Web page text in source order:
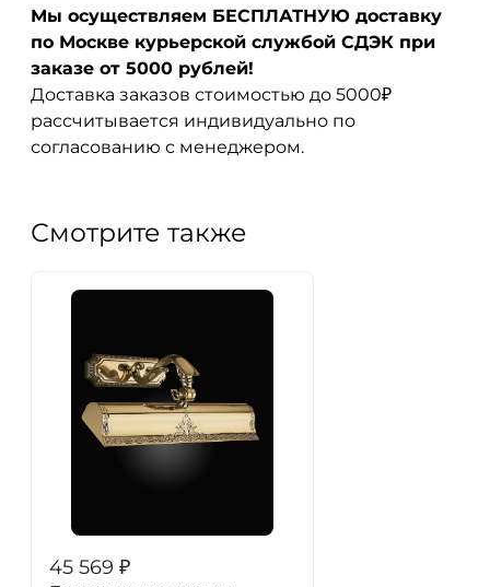
Мы осуществляем БЕСПЛАТНУЮ доставку
по Москве курьерской службой СДЭК при
заказе от 5000 рублей!
Доставка заказов стоимостью до 5000₽
рассчитывается индивидуально по
согласованию с менеджером.
Смотрите также
45 569 ₽